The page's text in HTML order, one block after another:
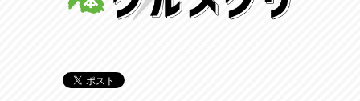
呑めや喋れや！